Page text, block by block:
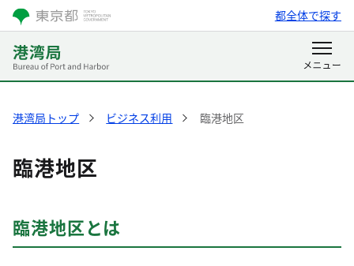
都全体で探す
港湾局トップ ビジネス利用 臨港地区
臨港地区
臨港地区とは